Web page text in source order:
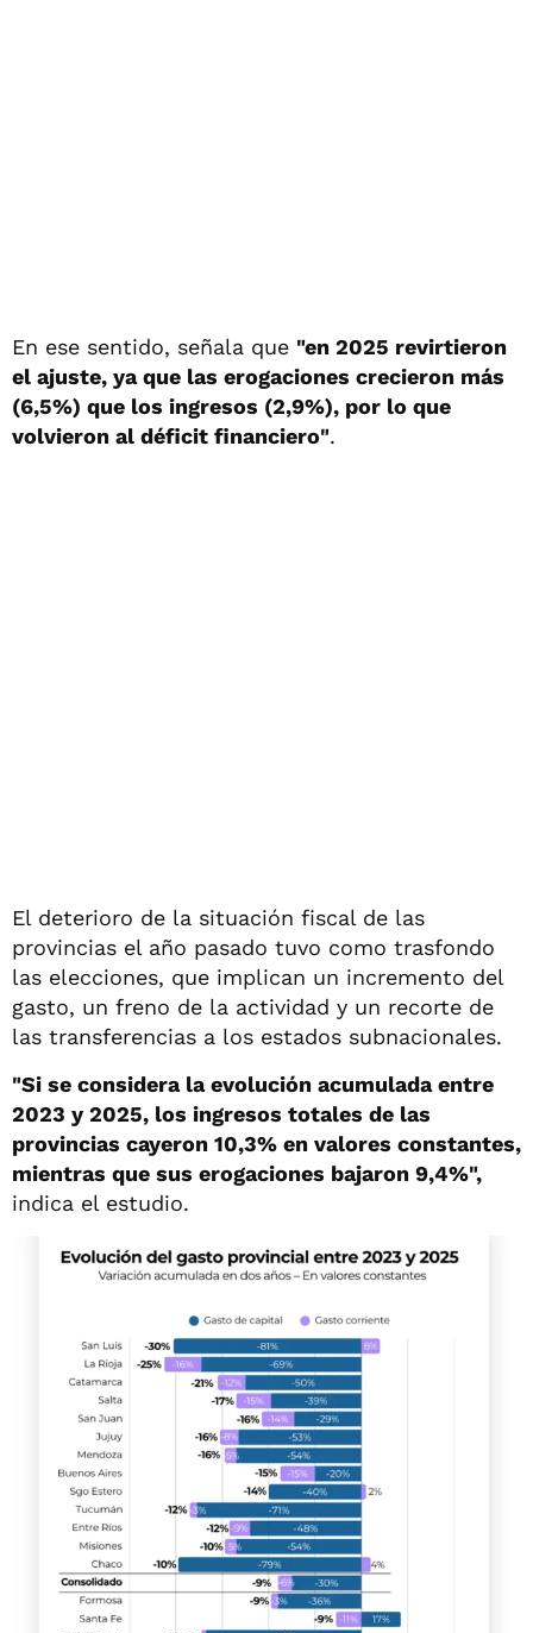
En ese sentido, señala que "en 2025 revirtieron
el ajuste, ya que las erogaciones crecieron más
(6,5%) que los ingresos (2,9%), por lo que
volvieron al déficit financiero".
El deterioro de la situación fiscal de las
provincias el año pasado tuvo como trasfondo
las elecciones, que implican un incremento del
gasto, un freno de la actividad y un recorte de
las transferencias a los estados subnacionales.
"Si se considera la evolución acumulada entre
2023 y 2025, los ingresos totales de las
provincias cayeron 10,3% en valores constantes,
mientras que sus erogaciones bajaron 9,4%",
indica el estudio.